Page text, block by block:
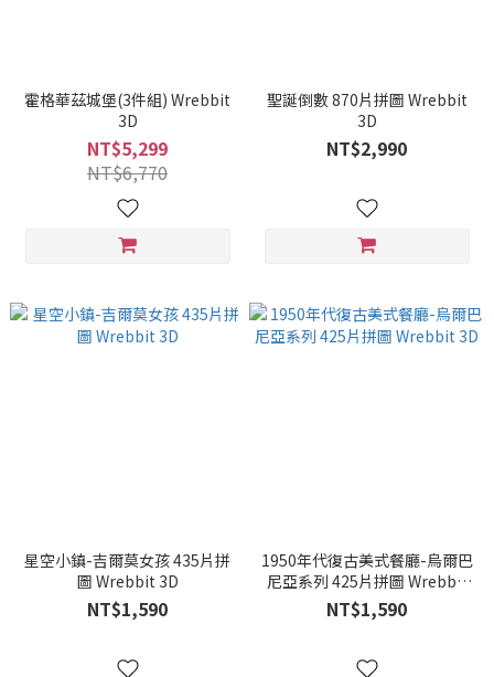
霍格華茲城堡(3件組) Wrebbit
3D
NT$5,299
NT$6,770
聖誕倒數 870片拼圖 Wrebbit
3D
NT$2,990
星空小鎮-吉爾莫女孩 435片拼
圖 Wrebbit 3D
NT$1,590
1950年代復古美式餐廳-烏爾巴
尼亞系列 425片拼圖 Wrebbit
3D
NT$1,590